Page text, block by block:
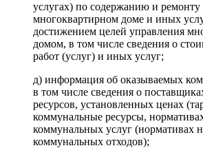
услугах) по содержанию и
многоквартирном доме и иных
достижением целей управления
домом, в том числе сведения о
работ (услуг) и иных услуг;
д) информация об оказываемых
в том числе сведения о
ресурсов, установленных ценах
коммунальные ресурсы,
коммунальных услуг (нормативах
коммунальных отходов);